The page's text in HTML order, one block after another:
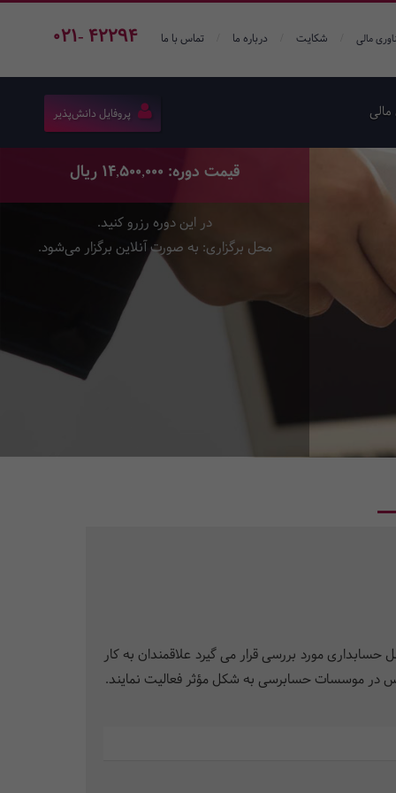
021- 42294 مالی شکایت درباره ما تماس با ما
پروفایل دانش‌پذیر
قیمت دوره: 14,500,000 ریال
در این دوره رزرو کنید.
محل برگزاری: به صورت آنلاین برگزار می‌شود.
مورد بررسی قرار می گیرد علاقمندان به کار
در موسسات حسابرسی به شکل مؤثر فعالیت نمایند.